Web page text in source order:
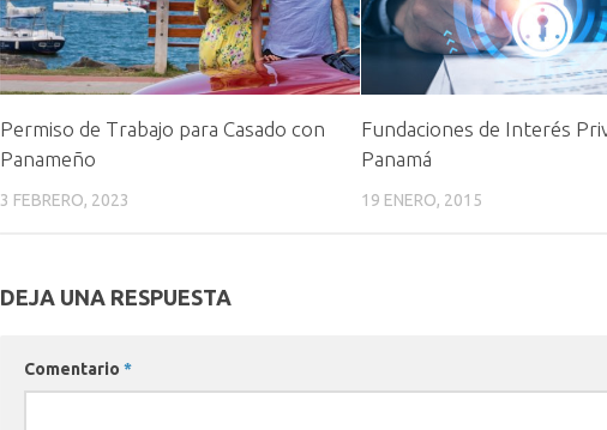
Permiso de Trabajo para Casado con
Panameño
3 FEBRERO, 2023
Fundaciones de Interés
Panamá
19 ENERO, 2015
DEJA UNA RESPUESTA
Comentario *